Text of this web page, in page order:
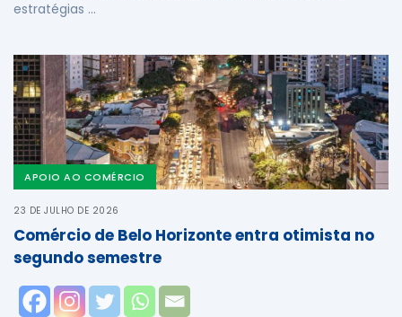
estratégias …
APOIO AO COMÉRCIO
23 DE JULHO DE 2026
Comércio de Belo Horizonte entra otimista no
segundo semestre